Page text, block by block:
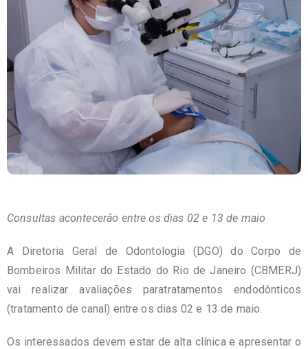
Consultas acontecerão entre os dias 02 e 13 de maio
A Diretoria Geral de Odontologia (DGO) do Corpo de
Bombeiros Militar do Estado do Rio de Janeiro (CBMERJ)
vai realizar avaliações paratratamentos endodônticos
(tratamento de canal) entre os dias 02 e 13 de maio.
Os interessados devem estar de alta clínica e apresentar o